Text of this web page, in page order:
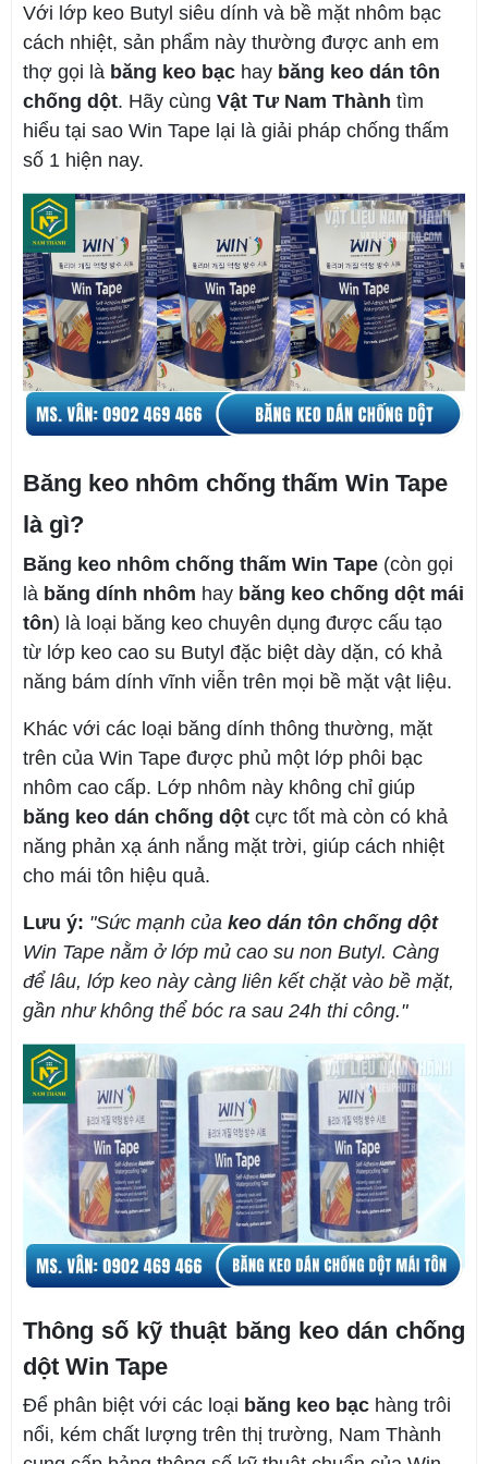
Với lớp keo Butyl siêu dính và bề mặt nhôm bạc
cách nhiệt, sản phẩm này thường được anh em
thợ gọi là băng keo bạc hay băng keo dán tôn
chống dột. Hãy cùng Vật Tư Nam Thành tìm
hiểu tại sao Win Tape lại là giải pháp chống thấm
số 1 hiện nay.
Băng keo nhôm chống thấm Win Tape
là gì?
Băng keo nhôm chống thấm Win Tape (còn gọi
là băng dính nhôm hay băng keo chống dột mái
tôn) là loại băng keo chuyên dụng được cấu tạo
từ lớp keo cao su Butyl đặc biệt dày dặn, có khả
năng bám dính vĩnh viễn trên mọi bề mặt vật liệu.
Khác với các loại băng dính thông thường, mặt
trên của Win Tape được phủ một lớp phôi bạc
nhôm cao cấp. Lớp nhôm này không chỉ giúp
băng keo dán chống dột cực tốt mà còn có khả
năng phản xạ ánh nắng mặt trời, giúp cách nhiệt
cho mái tôn hiệu quả.
Lưu ý: "Sức mạnh của keo dán tôn chống dột
Win Tape nằm ở lớp mủ cao su non Butyl. Càng
để lâu, lớp keo này càng liên kết chặt vào bề mặt,
gần như không thể bóc ra sau 24h thi công."
Thông số kỹ thuật băng keo dán chống
dột Win Tape
Để phân biệt với các loại băng keo bạc hàng trôi
nổi, kém chất lượng trên thị trường, Nam Thành